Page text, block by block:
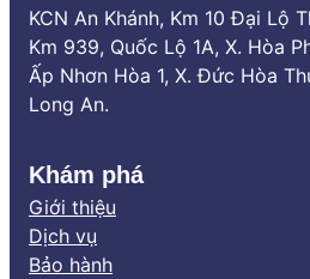
KCN An Khánh, Km 10 Đại Lộ
Km 939, Quốc Lộ 1A, X. Hòa
Ấp Nhơn Hòa 1, X. Đức Hòa
Long An.
Khám phá
Giới thiệu
Dịch vụ
Bảo hành